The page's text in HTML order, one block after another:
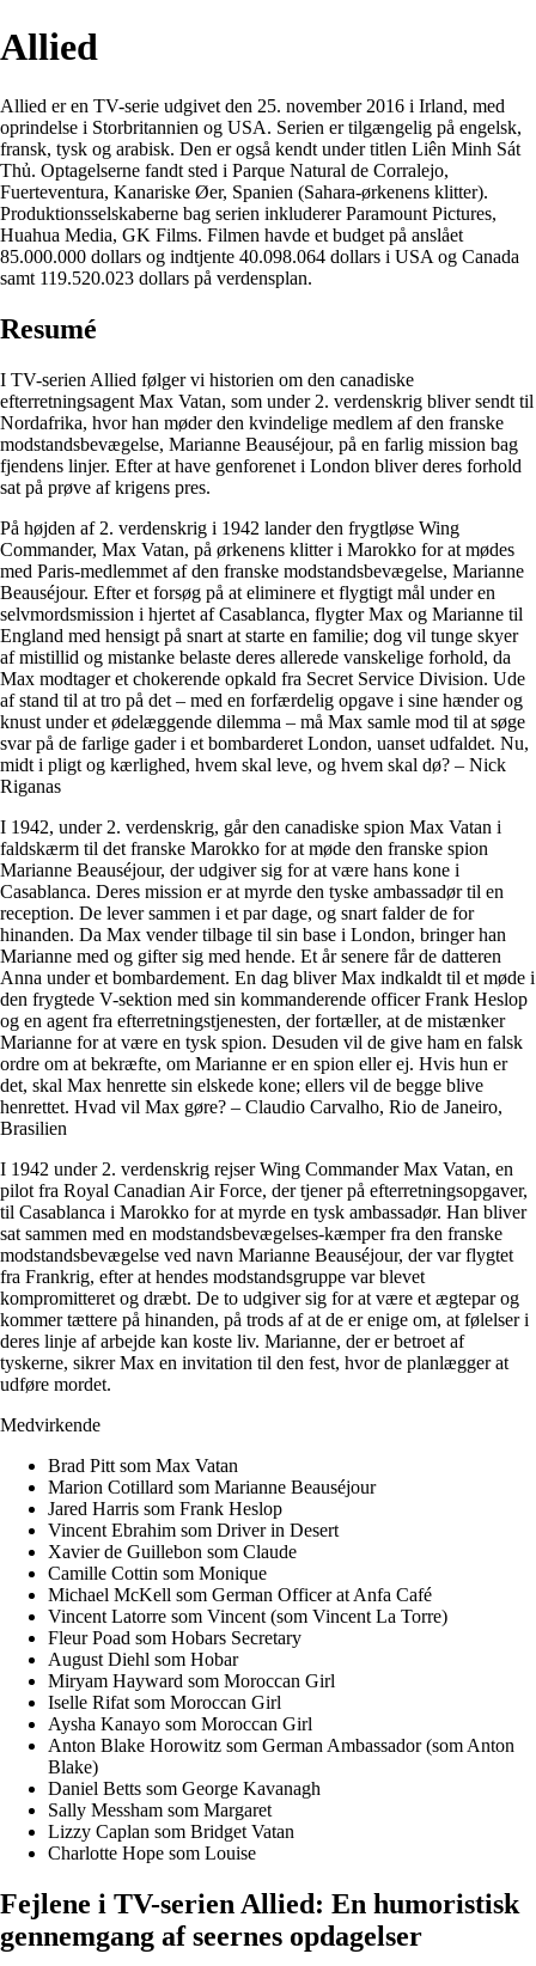
Allied
Allied er en TV-serie udgivet den 25. november 2016 i Irland, med
oprindelse i Storbritannien og USA. Serien er tilgængelig på engelsk,
fransk, tysk og arabisk. Den er også kendt under titlen Liên Minh Sát
Thủ. Optagelserne fandt sted i Parque Natural de Corralejo,
Fuerteventura, Kanariske Øer, Spanien (Sahara-ørkenens klitter).
Produktionsselskaberne bag serien inkluderer Paramount Pictures,
Huahua Media, GK Films. Filmen havde et budget på anslået
85.000.000 dollars og indtjente 40.098.064 dollars i USA og Canada
samt 119.520.023 dollars på verdensplan.
Resumé
I TV-serien Allied følger vi historien om den canadiske
efterretningsagent Max Vatan, som under 2. verdenskrig bliver sendt til
Nordafrika, hvor han møder den kvindelige medlem af den franske
modstandsbevægelse, Marianne Beauséjour, på en farlig mission bag
fjendens linjer. Efter at have genforenet i London bliver deres forhold
sat på prøve af krigens pres.
På højden af 2. verdenskrig i 1942 lander den frygtløse Wing
Commander, Max Vatan, på ørkenens klitter i Marokko for at mødes
med Paris-medlemmet af den franske modstandsbevægelse, Marianne
Beauséjour. Efter et forsøg på at eliminere et flygtigt mål under en
selvmordsmission i hjertet af Casablanca, flygter Max og Marianne til
England med hensigt på snart at starte en familie; dog vil tunge skyer
af mistillid og mistanke belaste deres allerede vanskelige forhold, da
Max modtager et chokerende opkald fra Secret Service Division. Ude
af stand til at tro på det – med en forfærdelig opgave i sine hænder og
knust under et ødelæggende dilemma – må Max samle mod til at søge
svar på de farlige gader i et bombarderet London, uanset udfaldet. Nu,
midt i pligt og kærlighed, hvem skal leve, og hvem skal dø? – Nick
Riganas
I 1942, under 2. verdenskrig, går den canadiske spion Max Vatan i
faldskærm til det franske Marokko for at møde den franske spion
Marianne Beauséjour, der udgiver sig for at være hans kone i
Casablanca. Deres mission er at myrde den tyske ambassadør til en
reception. De lever sammen i et par dage, og snart falder de for
hinanden. Da Max vender tilbage til sin base i London, bringer han
Marianne med og gifter sig med hende. Et år senere får de datteren
Anna under et bombardement. En dag bliver Max indkaldt til et møde i
den frygtede V-sektion med sin kommanderende officer Frank Heslop
og en agent fra efterretningstjenesten, der fortæller, at de mistænker
Marianne for at være en tysk spion. Desuden vil de give ham en falsk
ordre om at bekræfte, om Marianne er en spion eller ej. Hvis hun er
det, skal Max henrette sin elskede kone; ellers vil de begge blive
henrettet. Hvad vil Max gøre? – Claudio Carvalho, Rio de Janeiro,
Brasilien
I 1942 under 2. verdenskrig rejser Wing Commander Max Vatan, en
pilot fra Royal Canadian Air Force, der tjener på efterretningsopgaver,
til Casablanca i Marokko for at myrde en tysk ambassadør. Han bliver
sat sammen med en modstandsbevægelses-kæmper fra den franske
modstandsbevægelse ved navn Marianne Beauséjour, der var flygtet
fra Frankrig, efter at hendes modstandsgruppe var blevet
kompromitteret og dræbt. De to udgiver sig for at være et ægtepar og
kommer tættere på hinanden, på trods af at de er enige om, at følelser i
deres linje af arbejde kan koste liv. Marianne, der er betroet af
tyskerne, sikrer Max en invitation til den fest, hvor de planlægger at
udføre mordet.
Medvirkende
Brad Pitt som Max Vatan
Marion Cotillard som Marianne Beauséjour
Jared Harris som Frank Heslop
Vincent Ebrahim som Driver in Desert
Xavier de Guillebon som Claude
Camille Cottin som Monique
Michael McKell som German Officer at Anfa Café
Vincent Latorre som Vincent (som Vincent La Torre)
Fleur Poad som Hobars Secretary
August Diehl som Hobar
Miryam Hayward som Moroccan Girl
Iselle Rifat som Moroccan Girl
Aysha Kanayo som Moroccan Girl
Anton Blake Horowitz som German Ambassador (som Anton
Blake)
Daniel Betts som George Kavanagh
Sally Messham som Margaret
Lizzy Caplan som Bridget Vatan
Charlotte Hope som Louise
Fejlene i TV-serien Allied: En humoristisk
gennemgang af seernes opdagelser